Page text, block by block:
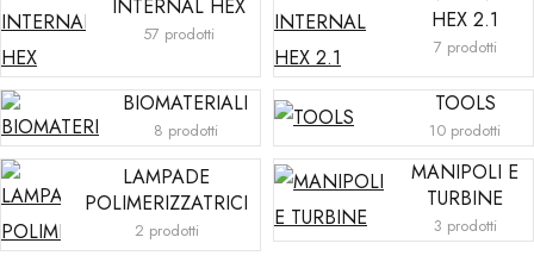
INTERNAL HEX
57 prodotti
HEX 2.1
7 prodotti
BIOMATERIALI
8 prodotti
TOOLS
10 prodotti
LAMPADE
POLIMERIZZATRICI
2 prodotti
MANIPOLI E
TURBINE
3 prodotti